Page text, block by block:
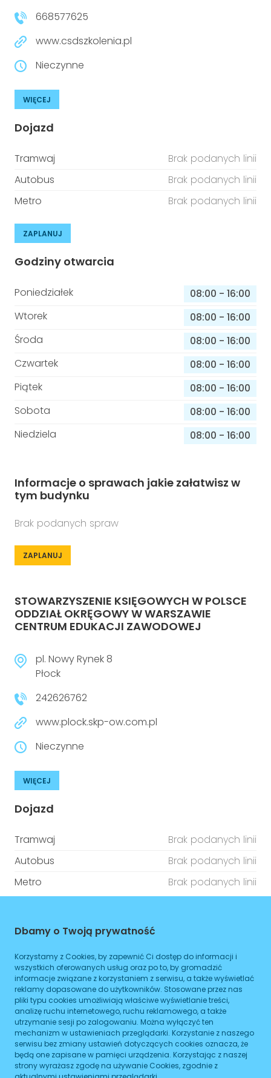
668577625
www.csdszkolenia.pl
Nieczynne
WIĘCEJ
Dojazd
Tramwaj
Brak podanych linii
Autobus
Brak podanych linii
Metro
Brak podanych linii
ZAPLANUJ
Godziny otwarcia
Poniedziałek 08:00 - 16:00
Wtorek
08:00 - 16:00
Środa
08:00 - 16:00
Czwartek
08:00 - 16:00
Piątek
08:00 - 16:00
Sobota
08:00 - 16:00
Niedziela
08:00 - 16:00
Informacje o sprawach jakie załatwisz w
tym budynku
Brak podanych spraw
ZAPLANUJ
STOWARZYSZENIE KSIĘGOWYCH W POLSCE
ODDZIAŁ OKRĘGOWY W WARSZAWIE
CENTRUM EDUKACJI ZAWODOWEJ
pl. Nowy Rynek 8
Płock
242626762
www.plock.skp-ow.com.pl
Nieczynne
WIĘCEJ
Dojazd
Tramwaj
Brak podanych linii
Autobus
Brak podanych linii
Metro
Brak podanych linii
Poniedziałek 08:00-16:00
Wtorek
08:00-16:00
Środa
08:00
Czwartek
08:00- 16:00
Piątek
08:00
Dbamy o Twoją prywatność
Korzystamy z Cookies, by zapewnić Ci dostęp do informacji i
wszystkich oferowanych usług oraz po to, by gromadzić
informacje związane z korzystaniem z serwisu, a także wyświetlać
reklamy dopasowane do użytkowników. Stosowane przez nas
pliki typu cookies umożliwiają właściwe wyświetlanie treści,
analizę ruchu internetowego, ruchu reklamowego, a także
utrzymanie sesji po zalogowaniu. Można wyłączyć ten
mechanizm w ustawieniach przeglądarki. Korzystanie z naszego
serwisu bez zmiany ustawień dotyczących cookies oznacza, że
będą one zapisane w pamięci urządzenia. Korzystając z naszej
strony wyrażasz zgodę na używanie Cookies, zgodnie z